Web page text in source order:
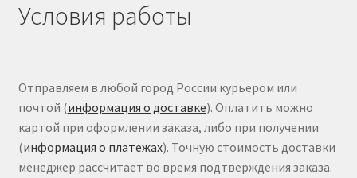
Условия работы
Отправляем в любой город России курьером или
почтой (информация о доставке). Оплатить можно
картой при оформлении заказа, либо при получении
(информация о платежах). Точную стоимость доставки
менеджер рассчитает во время подтверждения заказа.